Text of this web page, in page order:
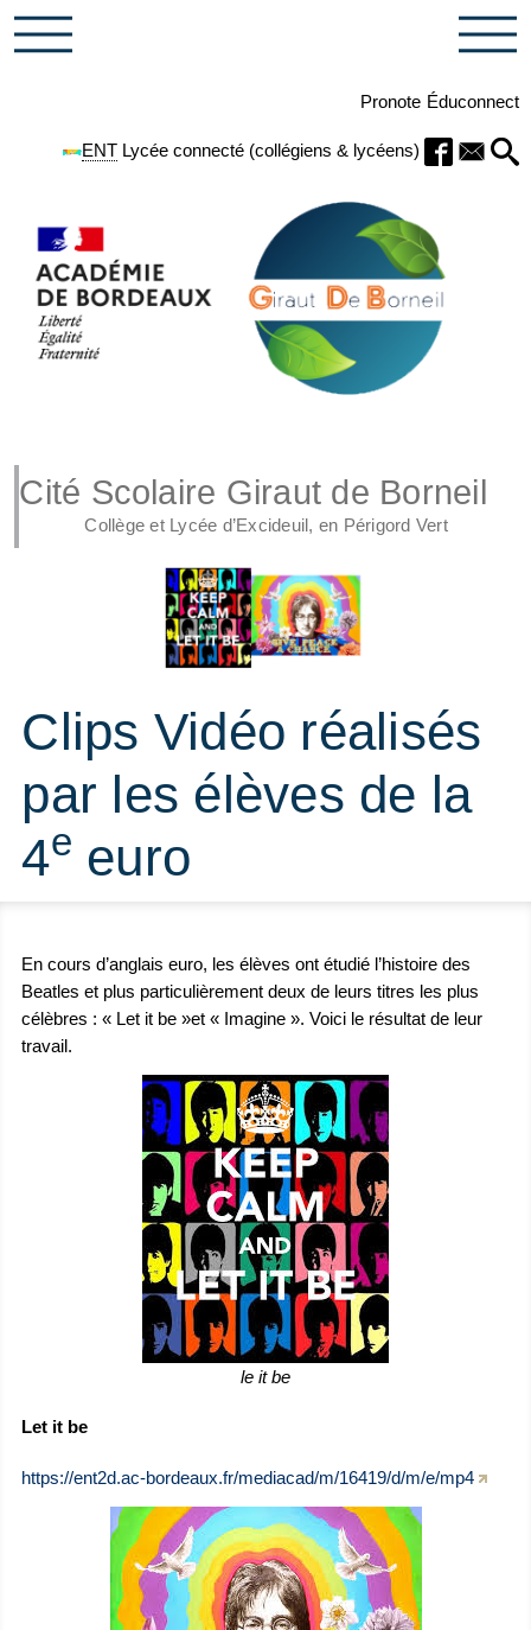
Pronote Éduconnect
ENTLycée connecté (collégiens & lycéens)
Cité Scolaire Giraut de Borneil
Collège et Lycée d’Excideuil, en Périgord Vert
Clips Vidéo réalisés
par les élèves de la
4e euro
En cours d’anglais euro, les élèves ont étudié l’histoire des
Beatles et plus particulièrement deux de leurs titres les plus
célèbres : « Let it be »et « Imagine ». Voici le résultat de leur
travail.
le it be
Let it be
https://ent2d.ac-bordeaux.fr/mediacad/m/16419/d/m/e/mp4